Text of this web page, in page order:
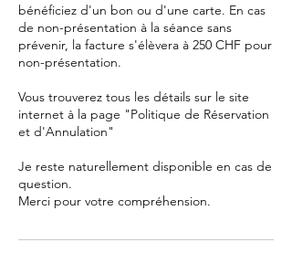
bénéficiez d'un bon ou d'une carte. En cas
de non-présentation à la séance sans
prévenir, la facture s'élèvera à 250 CHF pour
non-présentation.
Vous trouverez tous les détails sur le site
internet à la page "Politique de Réservation
et d'Annulation"
Je reste naturellement disponible en cas de
question.
Merci pour votre compréhension.